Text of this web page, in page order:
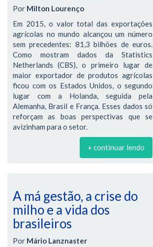
Por Milton Lourenço
Em 2015, o valor total das exportações
agrícolas no mundo alcançou um número
sem precedentes: 81,3 bilhões de euros.
Como mostram dados da Statistics
Netherlands (CBS), o primeiro lugar de
maior exportador de produtos agrícolas
ficou com os Estados Unidos, o segundo
lugar com a Holanda, seguida pela
Alemanha, Brasil e França. Esses dados só
reforçam as boas perspectivas que se
avizinham para o setor.
+ continuar lendo
A má gestão, a crise do
milho e a vida dos
brasileiros
Por Mário Lanznaster